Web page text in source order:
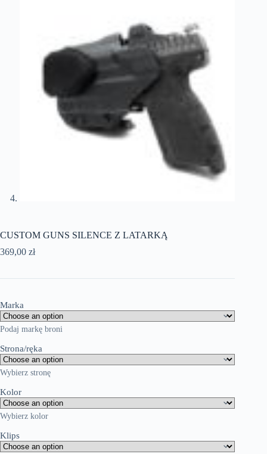
CUSTOM GUNS SILENCE Z LATARKĄ
369,00 zł
Marka
Podaj markę broni
Strona/ręka
Wybierz stronę
Kolor
Wybierz kolor
Klips